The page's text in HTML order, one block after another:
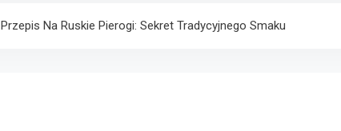
Przepis Na Ruskie Pierogi: Sekret Tradycyjnego Smaku